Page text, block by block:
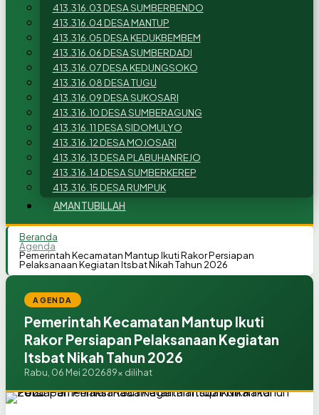
413.316.03 DESA SUMBERBENDO
413.316.04 DESA MANTUP
413.316.05 DESA KEDUKBEMBEM
413.316.06 DESA SUMBERDADI
413.316.07 DESA KEDUNGSOKO
413.316.08 DESA TUGU
413.316.09 DESA SUKOSARI
413.316.10 DESA SUMBERAGUNG
413.316.11 DESA SIDOMULYO
413.316.12 DESA MOJOSARI
413.316.13 DESA PLABUHANREJO
413.316.14 DESA SUMBERKEREP
413.316.15 DESA RUMPUK
AMANTUBILLAH
Beranda
Agenda
Pemerintah Kecamatan Mantup Ikuti Rakor Persiapan
Pelaksanaan Kegiatan Itsbat Nikah Tahun 2026
AGENDA
Pemerintah Kecamatan Mantup Ikuti
Rakor Persiapan Pelaksanaan Kegiatan
Itsbat Nikah Tahun 2026
Rabu, 06 Mei 202689x dilihat